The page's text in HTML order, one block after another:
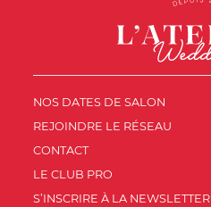
NOS DATES DE SALON
REJOINDRE LE RÉSEAU
CONTACT
LE CLUB PRO
S’INSCRIRE À LA NEWSLETTER